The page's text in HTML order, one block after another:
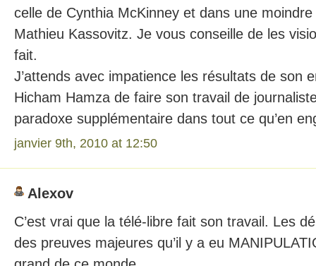
celle de Cynthia McKinney et dans une
Mathieu Kassovitz. Je vous conseille de les
fait.
J’attends avec impatience les résultats de son
Hicham Hamza de faire son travail de
paradoxe supplémentaire dans tout ce qu’en
janvier 9th, 2010 at 12:50
Alexov
C’est vrai que la télé-libre fait son travail. Les
des preuves majeures qu’il y a eu